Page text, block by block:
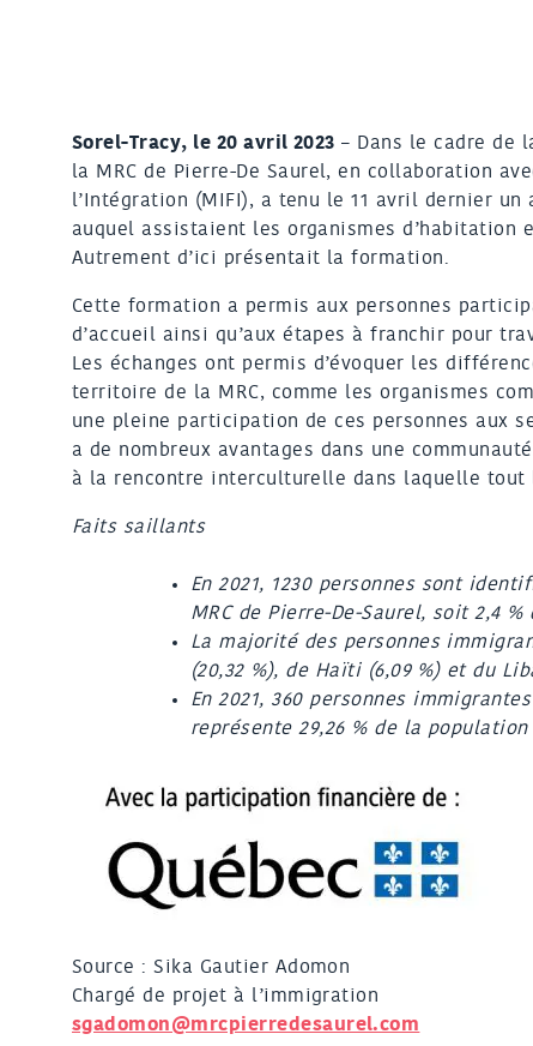
Sorel-Tracy, le 20 avril 2023 – Dans le cadre de
la MRC de Pierre-De Saurel, en collaboration
l’Intégration (MIFI), a tenu le 11 avril dernier
auquel assistaient les organismes d’habitation
Autrement d’ici présentait la formation.
Cette formation a permis aux personnes
d’accueil ainsi qu’aux étapes à franchir pour
Les échanges ont permis d’évoquer les
territoire de la MRC, comme les organismes
une pleine participation de ces personnes aux
a de nombreux avantages dans une
à la rencontre interculturelle dans laquelle tout
Faits saillants
En 2021, 1230 personnes sont
MRC de Pierre-De-Saurel, soit 2,4
La majorité des personnes
(20,32 %), de Haïti (6,09 %) et du
En 2021, 360 personnes
représente 29,26 % de la
Source : Sika Gautier Adomon
Chargé de projet à l’immigration
sgadomon@mrcpierredesaurel.com